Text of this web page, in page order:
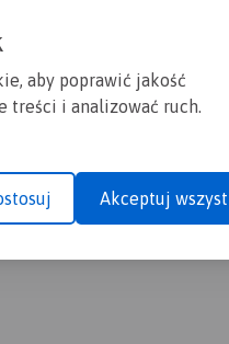
aby poprawić jakość
treści i analizować ruch.
Akceptuj